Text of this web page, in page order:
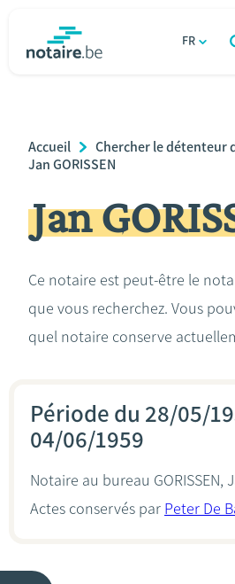
FR
Relations et vivre ensemble
Héritage et donations
Le notaire
Breadcrumb
Accueil
Chercher le détenteur
Jan GORISSEN
Jan
Ce notaire est peut-être le
que vous recherchez. Vous
quel notaire conserve
Période du 28/05/
04/06/1959
Notaire au bureau GORISSEN,
Actes conservés par Peter De